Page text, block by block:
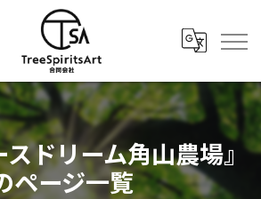
スドリーム角山農場』
ページ一覧